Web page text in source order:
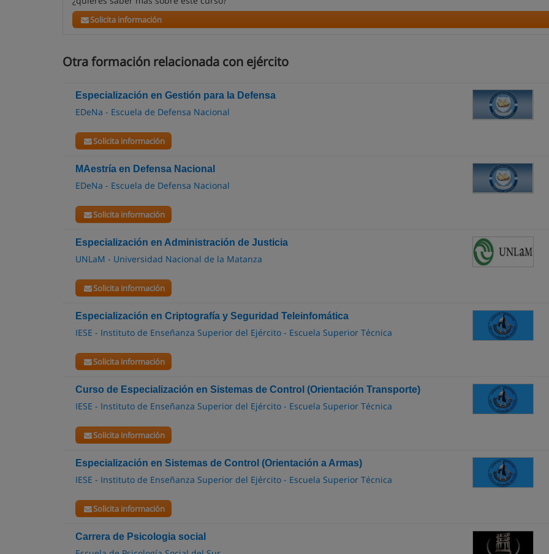
Solicita información
Otra formación relacionada con ejército
Especialización en Gestión para la Defensa
EDeNa - Escuela de Defensa Nacional
Solicita información
MAestría en Defensa Nacional
EDeNa - Escuela de Defensa Nacional
Solicita información
Especialización en Administración de Justicia
UNLaM - Universidad Nacional de la Matanza
Solicita información
Especialización en Criptografía y Seguridad Teleinfomática
IESE - Instituto de Enseñanza Superior del Ejército - Escuela Superior Técnica
Solicita información
Curso de Especialización en Sistemas de Control (Orientación Transporte)
IESE - Instituto de Enseñanza Superior del Ejército - Escuela Superior Técnica
Solicita información
Especialización en Sistemas de Control (Orientación a Armas)
IESE - Instituto de Enseñanza Superior del Ejército - Escuela Superior Técnica
Solicita información
Carrera de Psicologia social